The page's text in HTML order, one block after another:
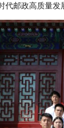
邮政高质量